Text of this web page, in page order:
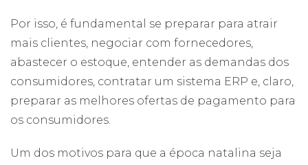
Por isso, é fundamental se preparar para atrair
mais clientes, negociar com fornecedores,
abastecer o estoque, entender as demandas dos
consumidores, contratar um sistema ERP e, claro,
preparar as melhores ofertas de pagamento para
os consumidores.
Um dos motivos para que a época natalina seja